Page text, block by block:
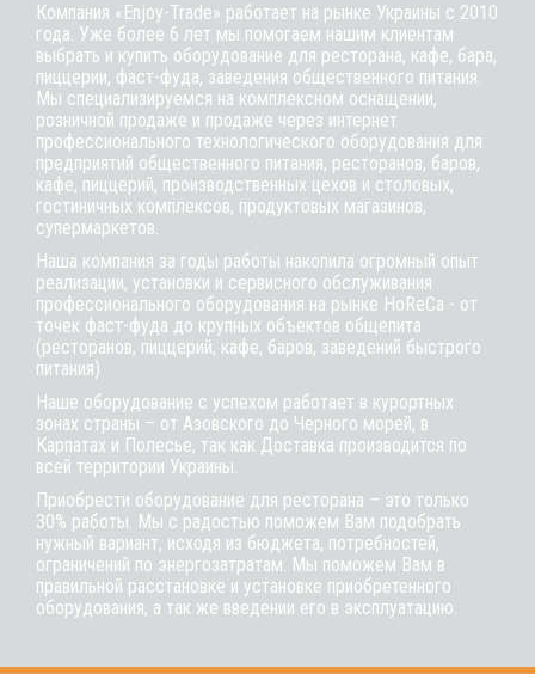
Компания «Enjoy-Trade» работает на рынке Украины с 2010
года. Уже более 6 лет мы помогаем нашим клиентам
выбрать и купить оборудование для ресторана, кафе, бара,
пиццерии, фаст-фуда, заведения общественного питания.
Мы специализируемся на комплексном оснащении,
розничной продаже и продаже через интернет
профессионального технологического оборудования для
предприятий общественного питания, ресторанов, баров,
кафе, пиццерий, производственных цехов и столовых,
гостиничных комплексов, продуктовых магазинов,
супермаркетов.
Наша компания за годы работы накопила огромный опыт
реализации, установки и сервисного обслуживания
профессионального оборудования на рынке HoReCa - от
точек фаст-фуда до крупных объектов общепита
(ресторанов, пиццерий, кафе, баров, заведений быстрого
питания)
Наше оборудование с успехом работает в курортных
зонах страны – от Азовского до Черного морей, в
Карпатах и Полесье, так как Доставка производится по
всей территории Украины.
Приобрести оборудование для ресторана – это только
30% работы. Мы с радостью поможем Вам подобрать
нужный вариант, исходя из бюджета, потребностей,
ограничений по энергозатратам. Мы поможем Вам в
правильной расстановке и установке приобретенного
оборудования, а так же введении его в эксплуатацию.